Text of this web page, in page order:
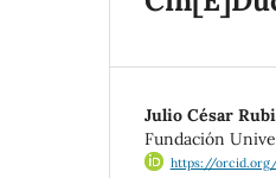
Julio César
Fundación
https://